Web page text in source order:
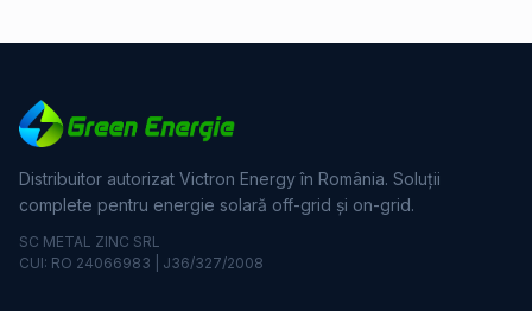
Distribuitor autorizat Victron Energy în România. Soluții
complete pentru energie solară off-grid și on-grid.
SC METAL ZINC SRL
CUI: RO 24066983 | J36/327/2008